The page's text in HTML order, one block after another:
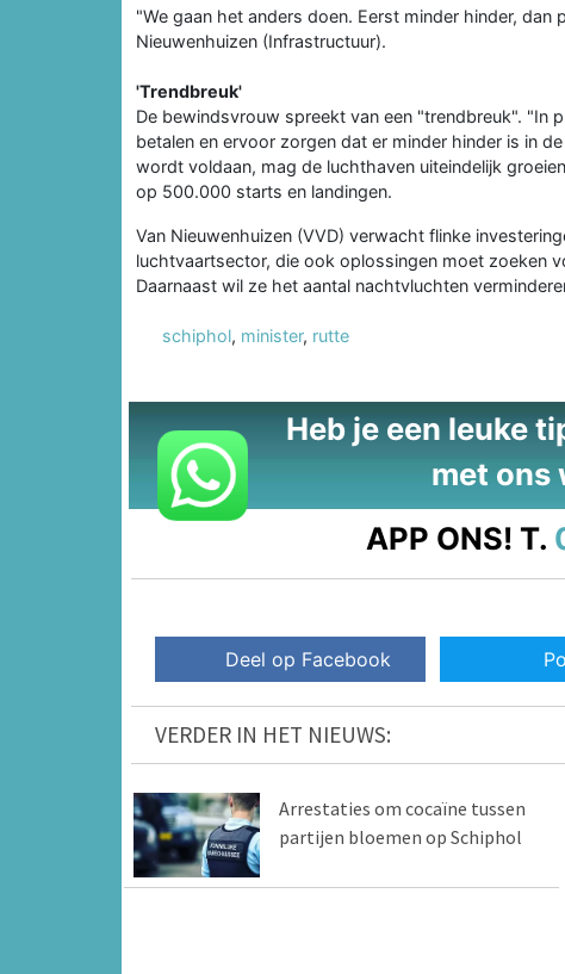
"We gaan het anders doen. Eerst minder hinder,
Nieuwenhuizen (Infrastructuur).
'Trendbreuk'
De bewindsvrouw spreekt van een "trendbreuk". "In
betalen en ervoor zorgen dat er minder hinder is in
wordt voldaan, mag de luchthaven uiteindelijk
op 500.000 starts en landingen.
Van Nieuwenhuizen (VVD) verwacht flinke
luchtvaartsector, die ook oplossingen moet zoeken
Daarnaast wil ze het aantal nachtvluchten
schiphol, minister, rutte
Heb je een leuke
met ons
APP ONS! T.
Deel op Facebook
VERDER IN HET NIEUWS:
Arrestaties om cocaïne tussen
partijen bloemen op Schiphol